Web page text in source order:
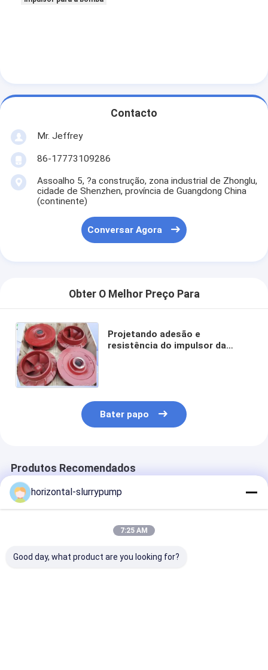
Contacto
Mr. Jeffrey
86-17773109286
Assoalho 5, ?a construção, zona industrial de Zhonglu,
cidade de Shenzhen, província de Guangdong China
(continente)
Conversar Agora
Obter O Melhor Preço Para
Projetando adesão e
resistência do impulsor da
Bater papo
Produtos Recomendados
horizontal-slurrypump
7:25 AM
Good day, what product are you looking for?